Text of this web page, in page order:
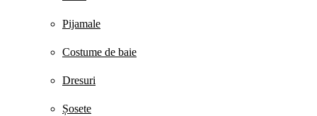
Pijamale
Costume de baie
Dresuri
Șosete